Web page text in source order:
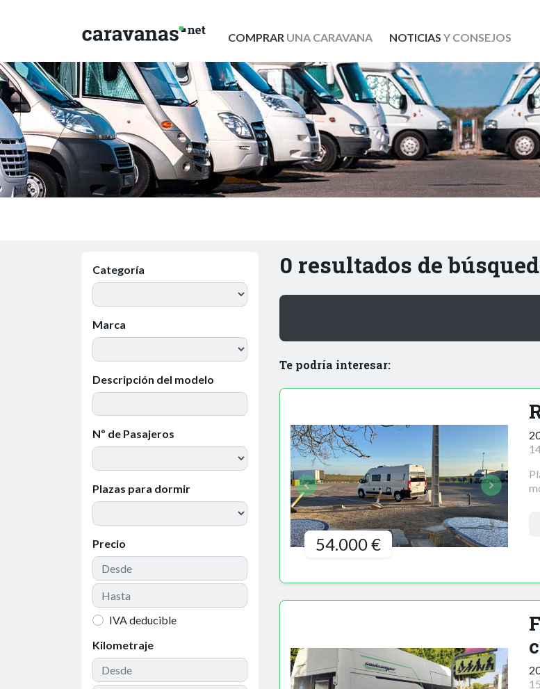
COMPRARUNA CARAVANA NOTICIAS Y CONSEJOS
Categoría
Marca
Descripción del modelo
Nº de Pasajeros
Plazas para dormir
Precio
IVA deducible
Kilometraje
0 resultados de
Te podría interesar:
54.000 €